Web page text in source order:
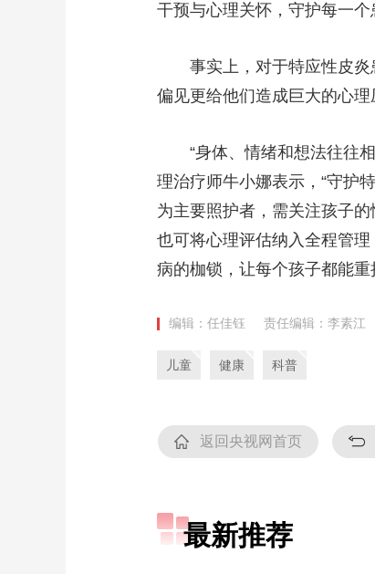
干预与心理关怀，守护每一个
事实上，对于特应性皮
偏见更给他们造成巨大的心
“身体、情绪和想法往往
理治疗师牛小娜表示，“守护
为主要照护者，需关注孩子
也可将心理评估纳入全程管
病的枷锁，让每个孩子都能
编辑：任佳钰 责任编辑：李素江
儿童 健康 科普
返回央视网首页
最新推荐